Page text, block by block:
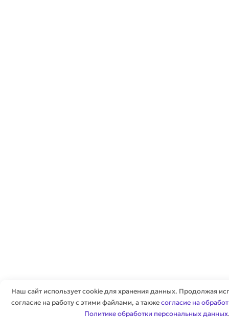
Наш сайт использует cookie для хранения данных. Продолжая
согласие на работу с этими файлами, а такжесогласие на
Политике обработки персональных данных